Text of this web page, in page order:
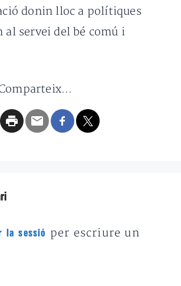
donin lloc a polítiques
al servei del bé comú i
la sessió
per escriure un